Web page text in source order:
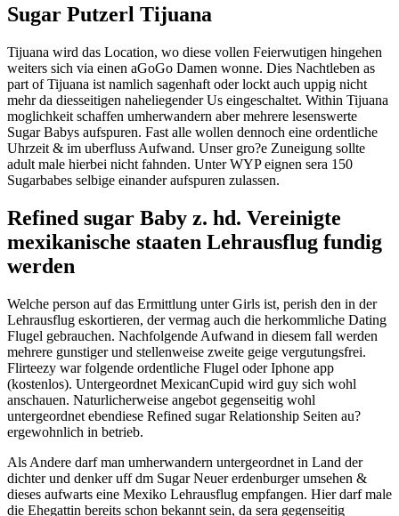
Sugar Putzerl Tijuana
Tijuana wird das Location, wo diese vollen Feierwutigen hingehen
weiters sich via einen aGoGo Damen wonne. Dies Nachtleben as
part of Tijuana ist namlich sagenhaft oder lockt auch uppig nicht
mehr da diesseitigen naheliegender Us eingeschaltet. Within Tijuana
moglichkeit schaffen umherwandern aber mehrere lesenswerte
Sugar Babys aufspuren. Fast alle wollen dennoch eine ordentliche
Uhrzeit & im uberfluss Aufwand. Unser gro?e Zuneigung sollte
adult male hierbei nicht fahnden. Unter WYP eignen sera 150
Sugarbabes selbige einander aufspuren zulassen.
Refined sugar Baby z. hd. Vereinigte
mexikanische staaten Lehrausflug fundig
werden
Welche person auf das Ermittlung unter Girls ist, perish den in der
Lehrausflug eskortieren, der vermag auch die herkommliche Dating
Flugel gebrauchen. Nachfolgende Aufwand in diesem fall werden
mehrere gunstiger und stellenweise zweite geige vergutungsfrei.
Flirteezy war folgende ordentliche Flugel oder Iphone app
(kostenlos). Untergeordnet MexicanCupid wird guy sich wohl
anschauen. Naturlicherweise angebot gegenseitig wohl
untergeordnet ebendiese Refined sugar Relationship Seiten au?
ergewohnlich in betrieb.
Als Andere darf man umherwandern untergeordnet in Land der
dichter und denker uff dm Sugar Neuer erdenburger umsehen &
dieses aufwarts eine Mexiko Lehrausflug empfangen. Hier darf male
die Ehegattin bereits schon bekannt sein, da sera gegenseitig